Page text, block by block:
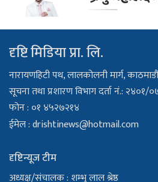
दृष्टि मिडिया प्रा. लि.
नारायणहिटी पथ, लालकोलनी मार्ग, काठमाडौं
सूचना तथा प्रशारण विभाग दर्ता नं.: २४०१/
फोन : ०१ ४५२७२१४
ईमेल :drishtinews@hotmail.com
दृष्टिन्यूज टीम
अध्यक्ष/संचालक : शम्भु लाल श्रेष्ठ